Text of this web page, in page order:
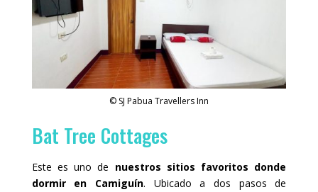
© SJ Pabua Travellers Inn
Bat Tree Cottages
Este es uno de nuestros sitios favoritos donde
dormir en Camiguín. Ubicado a dos pasos de